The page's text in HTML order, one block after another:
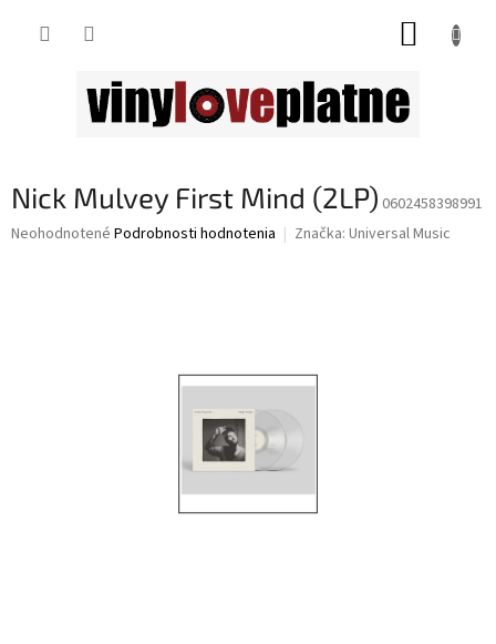
Nick Mulvey First Mind (2LP) 0602458398991
Priemerné
Neohodnotené Podrobnosti hodnotenia Značka: Universal Music